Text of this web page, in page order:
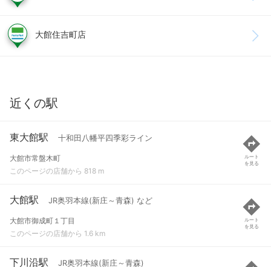
大館住吉町店
近くの駅
東大館駅 十和田八幡平四季彩ライン
大館市常盤木町
このページの店舗から 818 m
ルート
を見る
大館駅 JR奥羽本線(新庄～青森) など
大館市御成町１丁目
このページの店舗から 1.6 km
ルート
を見る
下川沿駅 JR奥羽本線(新庄～青森)